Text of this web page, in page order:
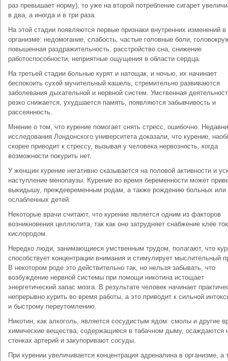
раз превышает норму), то уже на второй потребление сигарет
в два, а иногда и в три раза.
На этой стадии появляются первые признаки внутренних изменений в
организме: недомогание, слабость, частые головные боли,
повышенная раздражительность, расстройство сна, снижение
работоспособности, неприятные ощущения в области сердца.
На третьей стадии больные курят и натощак, и ночью, их начинает
беспокоить сухой мучительный кашель, стремительно развиваются
заболевания дыхательной и нервной систем. Умственная
резко снижается, ухудшается память, появляются забывчивость и
рассеянность.
Мнение о том, что курение помогает снять стресс, ошибочно.
исследования Лондонского университета доказали, что курение,
скорее приводит к стрессу, вызывая у человека нервозность, когда
возможности покурить нет.
У женщин курение негативно сказывается на половой активности и
наступление менопаузы. Курение во время беременности может
выкидышу, преждевременным родам, а также рождению больных или
ослабленных детей.
Некоторые врачи считают, что курение является одним из факторов
возникновения целлюлита, так как оно затрудняет снабжение клее ток
кислородом.
Нередко люди, занимающиеся умственным трудом, полагают, что
способствует концентрации внимания и стимулирует мыслительный
В некотором роде это действительно так, но нельзя забывать, что
возбуждение нервной системы при помощи никотина истощает
энергетический запас мозга. В результате человек начинает
непрерывно курить во время работы, а это приводит к сильной
и быстрому переутомлению.
Никотин, как алкоголь, является сосудистым ядом: смолы и другие
химические вещества, содержащиеся в табачном дыму, осаждаются
стенках артерий и закупоривают сосуды.
При курении увеличивается концентрация адреналина в организме, а